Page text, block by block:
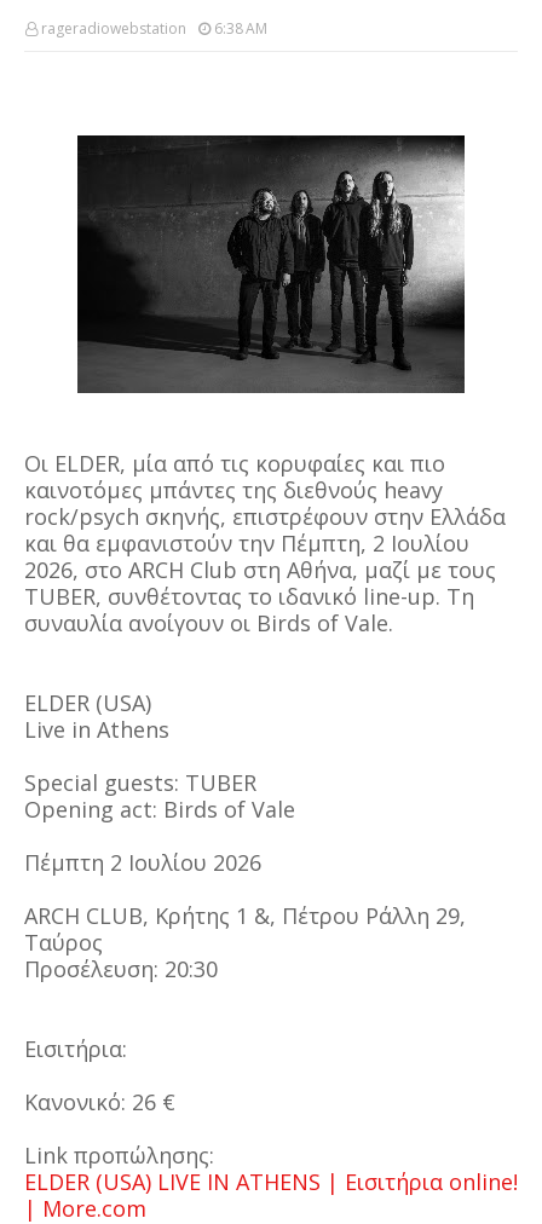
rageradiowebstation 6:38 AM
Οι ELDER, μία από τις κορυφαίες και πιο
καινοτόμες μπάντες της διεθνούς heavy
rock/psych σκηνής, επιστρέφουν στην Ελλάδα
και θα εμφανιστούν την Πέμπτη, 2 Ιουλίου
2026, στο ARCH Club στη Αθήνα, μαζί με τους
TUBER, συνθέτοντας το ιδανικό line-up. Τη
συναυλία ανοίγουν οι Birds of Vale.
ELDER (USA)
Live in Athens
Special guests: TUBER
Opening act: Birds of Vale
Πέμπτη 2 Ιουλίου 2026
ARCH CLUB, Κρήτης 1 &, Πέτρου Ράλλη 29,
Ταύρος
Προσέλευση: 20:30
Εισιτήρια:
Κανονικό: 26 €
Link προπώλησης:
ELDER (USA) LIVE IN ATHENS | Εισιτήρια online!
| More.com